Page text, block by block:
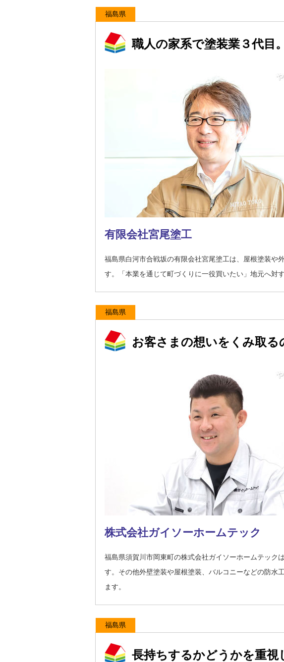
福島県
職人の家系で塗装業３代目
有限会社宮尾塗工
福島県白河市合戦坂の有限会社宮尾塗工は、屋根塗装や
す。「本業を通じて町づくりに一役買いたい」地元へ対
福島県
お客さまの想いをくみ取る
株式会社ガイソーホームテック
福島県須賀川市岡東町の株式会社ガイソーホームテック
す。その他外壁塗装や屋根塗装、バルコニーなどの防水
ます。
福島県
長持ちするかどうかを重視